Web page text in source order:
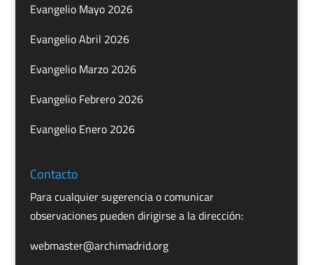
Evangelio Mayo 2026
Evangelio Abril 2026
Evangelio Marzo 2026
Evangelio Febrero 2026
Evangelio Enero 2026
Contacto
Para cualquier sugerencia o comunicar
observaciones pueden dirigirse a la dirección:
webmaster@archimadrid.org